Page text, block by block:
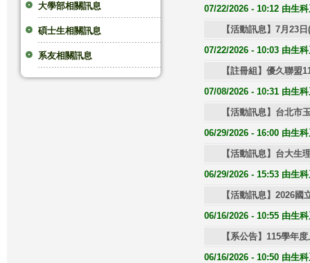
大學部相關訊息
碩士生相關訊息
系友相關訊息
07/22/2026 - 10:12 由生
【活動訊息】7月23
07/22/2026 - 10:03 由生
【註冊組】優久聯盟
07/08/2026 - 10:31 由生
【活動訊息】台北市
06/29/2026 - 16:00 由生
【活動訊息】台大生
06/29/2026 - 15:53 由生
【活動訊息】2026
06/16/2026 - 10:55 由生
【系公告】115學年
06/16/2026 - 10:50 由生